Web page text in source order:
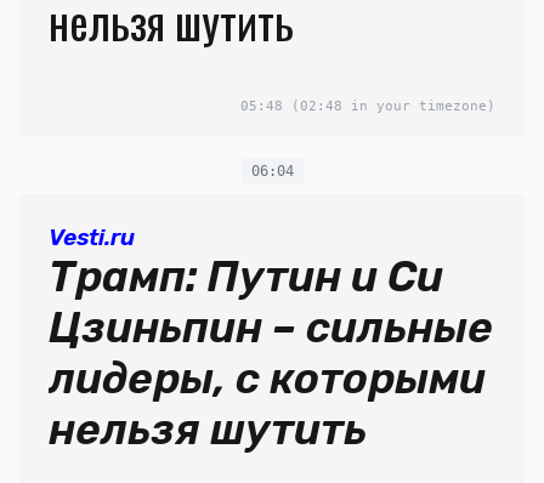
нельзя шутить
05:48 (02:48 in your timezone)
06:04
Vesti.ru
Трамп: Путин и Си
Цзиньпин – сильные
лидеры, с которыми
нельзя шутить